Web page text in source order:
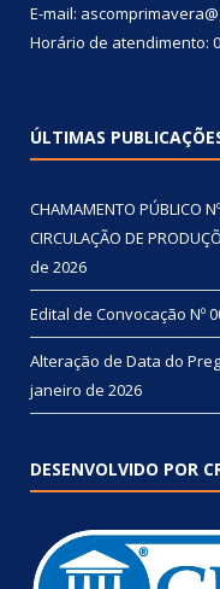
E-mail:
Horário de atendimento:
ÚLTIMAS
CHAMAMENTO PÚBLICO
CIRCULAÇÃO DE
de 2026
Edital de Convocação Nº
Alteração de Data do
janeiro de 2026
DESENVOLVIDO POR